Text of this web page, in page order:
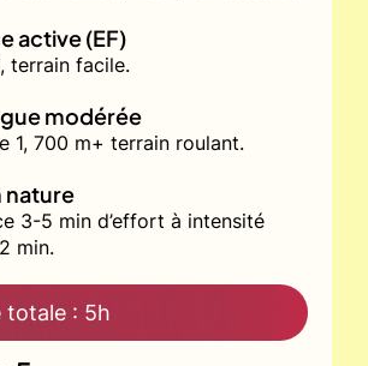
active (EF)
terrain facile.
modérée
1, 700 m+ terrain roulant.
nature
3-5 min d’effort à intensité
min.
: 5h